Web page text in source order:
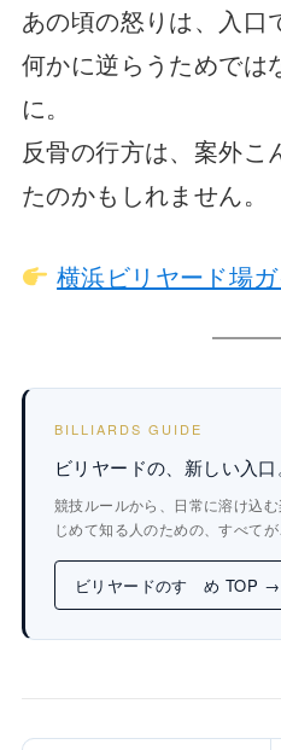
あの頃の怒りは、入口
何かに逆らうためでは
に。
反骨の行方は、案外こ
たのかもしれません。
横浜ビリヤード場
BILLIARDS GUIDE
ビリヤードの、新しい入口
競技ルールから、日常に溶け込
じめて知る人のための、すべてが
ビリヤードのすゝめ TOP →